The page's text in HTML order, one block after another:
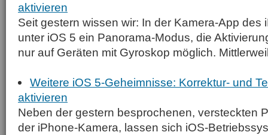
aktivieren
Seit gestern wissen wir: In der Kamera-App des
unter iOS 5 ein Panorama-Modus, die
nur auf Geräten mit Gyroskop möglich.
Weitere iOS 5-Geheimnisse: Korrektur- und
aktivieren
Neben der gestern besprochenen, versteckten
der iPhone-Kamera, lassen sich iOS-